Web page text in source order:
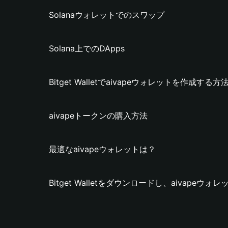
Solanaウォレットでのスワップ
Solana上でのDApps
Bitget Walletでaivapeウォレットを作成する方
aivapeトークンの購入方法
最適なaivapeウォレットは？
Bitget Walletをダウンロードし、aivapeウォレ